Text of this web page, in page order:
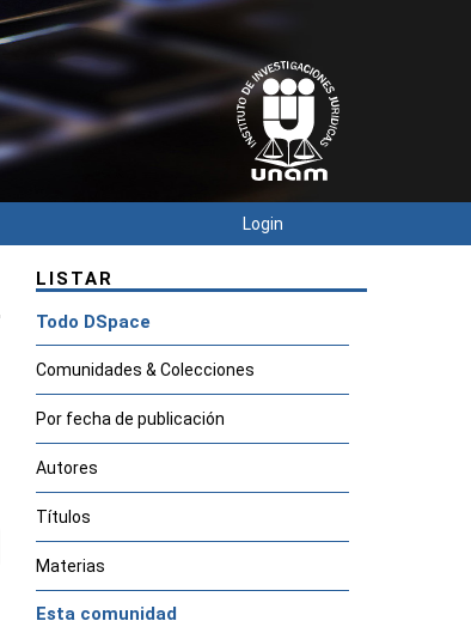
Login
LISTAR
Todo DSpace
Comunidades & Colecciones
Por fecha de publicación
Autores
Títulos
Materias
Esta comunidad